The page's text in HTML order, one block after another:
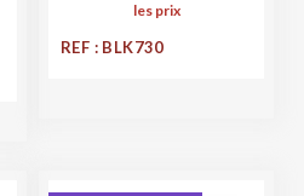
les prix
REF : BLK730